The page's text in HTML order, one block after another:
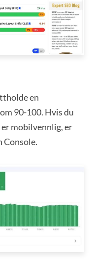
en
90-100. Hvis du
mobilvennlig, er
Console.